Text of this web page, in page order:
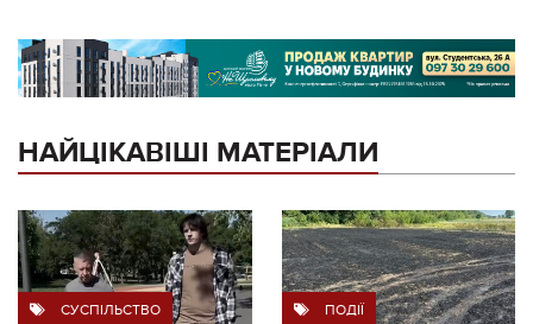
НАЙЦІКАВІШІ МАТЕРІАЛИ
СУСПІЛЬСТВО ПОДІЇ